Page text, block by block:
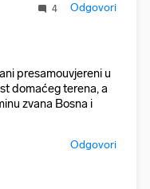
4 Odgovori
presamouvjereni u
domaćeg terena, a
zvana Bosna i
Odgovori